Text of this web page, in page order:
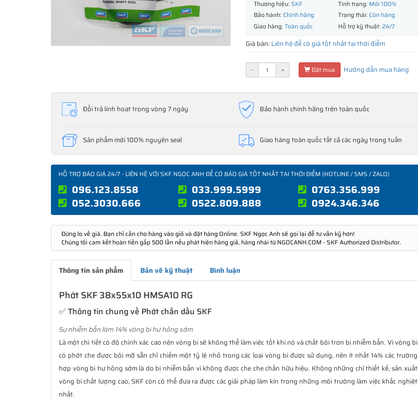
Thương hiệu: SKF Tình trạng: Mới 100%
Bảo hành: Chính hãng Trạng thái: Còn hàng
Giao hàng: Toàn quốc Hỗ trợ kỹ thuật: 24/7
Giá bán: Liên hệ để có giá tốt nhất tại thời điểm
- + Đặt mua Hướng dẫn mua hàng
Đổi trả linh hoạt trong vòng 7 ngày Bảo hành chính hãng trên toàn quốc
Sản phẩm mới 100% nguyên seal Giao hàng toàn quốc tất cả các ngày trong tuần
HỖ TRỢ BÁO GIÁ 24/7 - LIÊN HỆ VỚI SKF NGỌC ANH ĐỂ CÓ BÁO GIÁ TỐT NHẤT TẠI THỜI ĐIỂM (HOTLINE / SMS / ZALO)
096.123.8558 033.999.5999
0763.356.999
052.3030.666
0522.809.888 0924.346.346
Đừng lo về giá. Bạn chỉ cần cho hàng vào giỏ và đặt hàng Online. SKF Ngọc Anh sẽ gọi lại để tư vấn kỹ hơn!
Chúng tôi cam kết hoàn tiền gấp 500 lần nếu phát hiện hàng giả, hàng nhái từ NGOCANH.COM - SKF Authorized Distributor.
Thông tin sản phẩm Bản vẽ kỹ thuật Bình luận
Phớt SKF 38x55x10 HMSA10 RG
✅ Thông tin chung về Phớt chắn dầu SKF
Sự nhiễm bẩn làm 14% vòng bi hư hỏng sớm
Là một chi tiết có độ chính xác cao nên vòng bi sẽ không thể làm việc tốt khi nó và chất bôi trơn bị nhiễm bẩn. Vì vòng bi
có phớt che được bôi mỡ sẵn chỉ chiếm một tỷ lệ nhỏ trong các loại vòng bi được sử dụng, nên ít nhất 14% các trường
hợp vòng bi hư hỏng sớm là do bị nhiễm bẩn vì không được che che chắn hữu hiệu. Không những chỉ thiết kế, sản xuất
vòng bi chất lượng cao, SKF còn có thể đưa ra được các giải pháp làm kín trong những môi trường làm việc khắc nghiệt
nhất.